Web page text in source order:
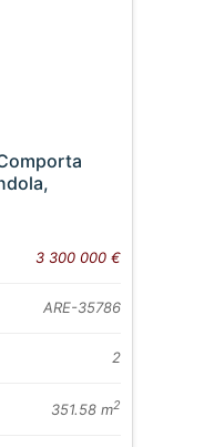
3 300 000 €
ARE-35786
2
351.58 m2